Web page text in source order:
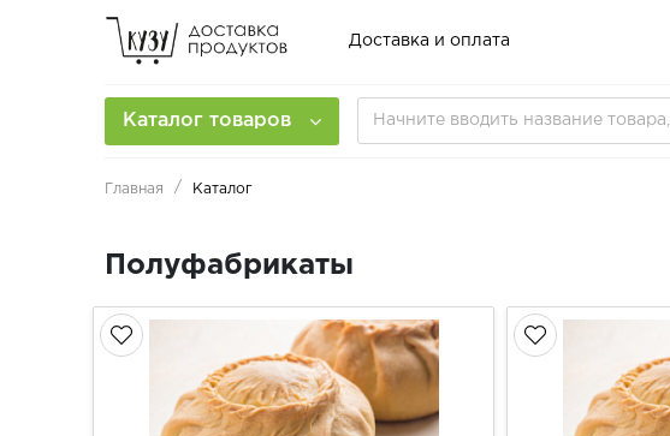
Доставка и оплата
Каталог товаров
Главная Каталог
Полуфабрикаты